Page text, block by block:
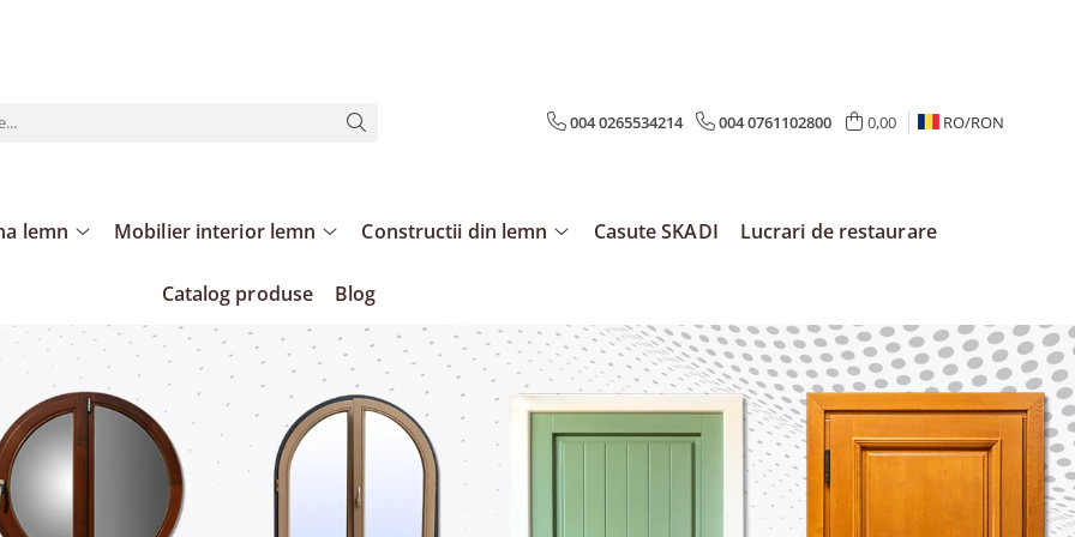
004 0265534214 004 0761102800 0,00 RO/RON
lemn Mobilier interior lemn Constructii din lemn Casute SKADI Lucrari de restaurare
Catalog produse Blog